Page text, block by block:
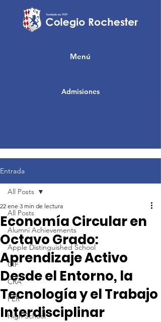
Admisiones
Menú
Entrada
All Posts
Alumni Achievements
Apple Distinguished School
CIF
CRA
FER
High School
All Posts
Economía Circular en
Octavo Grado:
Aprendizaje Activo
Desde el Entorno, la
Tecnología y el Trabajo
Interdisciplinar
22 ene 3 min de lectura